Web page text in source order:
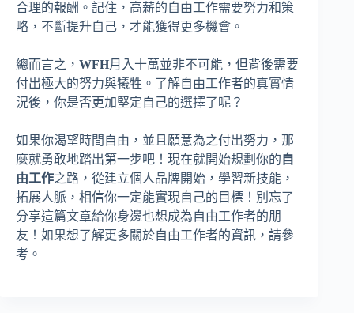
合理的報酬。記住，高薪的自由工作需要努力和策
略，不斷提升自己，才能獲得更多機會。
總而言之， WFH月入十萬並非不可能，但背後需要
付出極大的努力與犧牲。了解自由工作者的真實情
況後，你是否更加堅定自己的選擇了呢？
如果你渴望時間自由，並且願意為之付出努力，那
麼就勇敢地踏出第一步吧！現在就開始規劃你的 自
由工作之路，從建立個人品牌開始，學習新技能，
拓展人脈，相信你一定能實現自己的目標！別忘了
分享這篇文章給你身邊也想成為自由工作者的朋
友！如果想了解更多關於自由工作者的資訊，請參
考。